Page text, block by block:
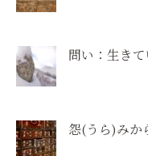
問い：生き
怨(うら)みか